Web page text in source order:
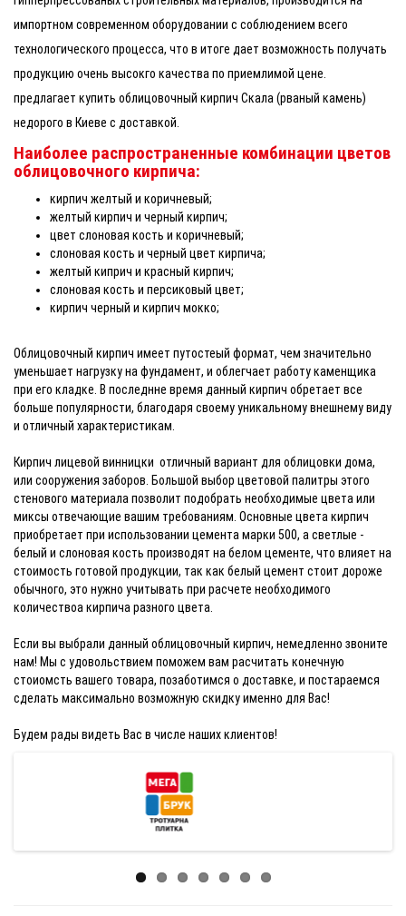
импортном современном оборудовании с соблюдением всего
технологического процесса, что в итоге дает возможность получать
продукцию очень высокго качества по приемлимой цене.
предлагает купить облицовочный кирпич Скала (рваный камень)
недорого в Киеве с доставкой.
Наиболее распространенные комбинации цветов
облицовочного кирпича:
кирпич желтый и коричневый;
желтый кирпич и черный кирпич;
цвет слоновая кость и коричневый;
слоновая кость и черный цвет кирпича;
желтый киприч и красный кирпич;
слоновая кость и персиковый цвет;
кирпич черный и кирпич мокко;
Облицовочный кирпич имеет путостеый формат, чем значительно
уменьшает нагрузку на фундамент, и облегчает работу каменщика
при его кладке. В последнне время данный кирпич обретает все
больше популярности, благодаря своему уникальному внешнему виду
и отличный характеристикам.
Кирпич лицевой винницки отличный вариант для облицовки дома,
или сооружения заборов. Большой выбор цветовой палитры этого
стенового материала позволит подобрать необходимые цвета или
миксы отвечающие вашим требованиям. Основные цвета кирпич
приобретает при использовании цемента марки 500, а светлые -
белый и слоновая кость производят на белом цементе, что влияет на
стоимость готовой продукции, так как белый цемент стоит дороже
обычного, это нужно учитывать при расчете необходимого
количествоа кирпича разного цвета.
Если вы выбрали данный облицовочный кирпич, немедленно звоните
нам! Мы с удовольствием поможем вам расчитать конечную
стоиомсть вашего товара, позаботимся о доставке, и постараемся
сделать максимально возможную скидку именно для Вас!
Будем рады видеть Вас в числе наших клиентов!